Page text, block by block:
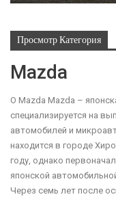
Просмотр Категория
Mazda
О Mazda Mazda –
специализируется на
автомобилей и
находится в городе
году, однако
японской
Через семь лет после